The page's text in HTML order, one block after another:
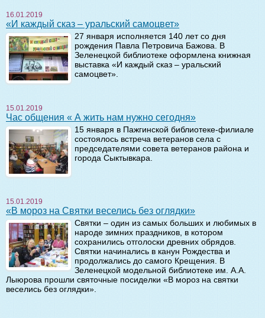
16.01.2019
«И каждый сказ – уральский самоцвет»
27 января исполняется 140 лет со дня
рождения Павла Петровича Бажова. В
Зеленецкой библиотеке оформлена книжная
выставка «И каждый сказ – уральский
самоцвет».
15.01.2019
Час общения « А жить нам нужно сегодня»
15 января в Пажгинской библиотеке-филиале
состоялось встреча ветеранов села с
председателями совета ветеранов района и
города Сыктывкара.
15.01.2019
«В мороз на Святки веселись без оглядки»
Святки – один из самых больших и любимых в
народе зимних праздников, в котором
сохранились отголоски древних обрядов.
Святки начинались в канун Рождества и
продолжались до самого Крещения. В
Зеленецкой модельной библиотеке им. А.А.
Лыюрова прошли святочные посиделки «В мороз на святки
веселись без оглядки».